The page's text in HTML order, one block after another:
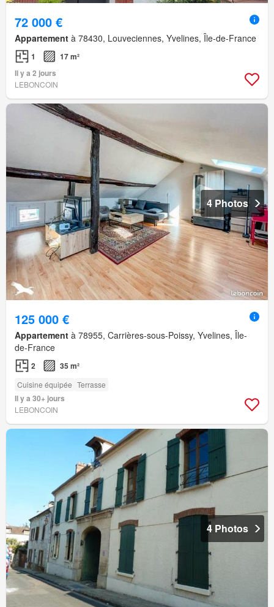
72 000 €
Appartement à 78430, Louveciennes, Yvelines, Île-de-France
1
17 m²
Il y a 2 jours
LEBONCOIN
4 Photos
125 000 €
Appartement à 78955, Carrières-sous-Poissy, Yvelines, Île-
de-France
2 35 m²
Cuisine équipée Terrasse
Il y a 30+ jours
LEBONCOIN
4 Photos